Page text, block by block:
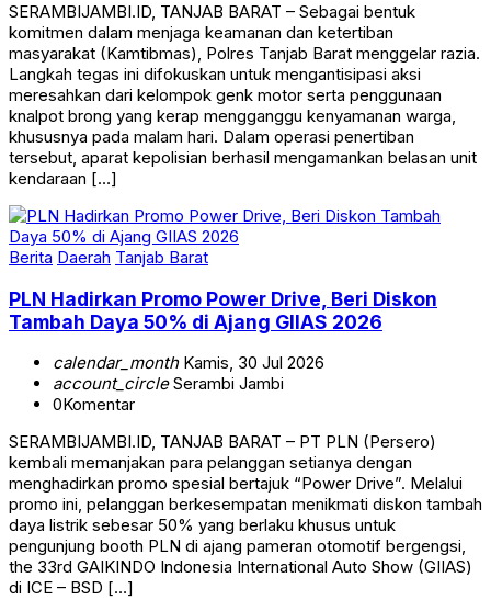
SERAMBIJAMBI.ID, TANJAB BARAT – Sebagai bentuk
komitmen dalam menjaga keamanan dan ketertiban
masyarakat (Kamtibmas), Polres Tanjab Barat menggelar razia.
Langkah tegas ini difokuskan untuk mengantisipasi aksi
meresahkan dari kelompok genk motor serta penggunaan
knalpot brong yang kerap mengganggu kenyamanan warga,
khususnya pada malam hari. Dalam operasi penertiban
tersebut, aparat kepolisian berhasil mengamankan belasan unit
kendaraan […]
Berita Daerah Tanjab Barat
PLN Hadirkan Promo Power Drive, Beri Diskon
Tambah Daya 50% di Ajang GIIAS 2026
calendar_monthKamis, 30 Jul 2026
account_circleSerambi Jambi
0Komentar
SERAMBIJAMBI.ID, TANJAB BARAT – PT PLN (Persero)
kembali memanjakan para pelanggan setianya dengan
menghadirkan promo spesial bertajuk “Power Drive”. Melalui
promo ini, pelanggan berkesempatan menikmati diskon tambah
daya listrik sebesar 50% yang berlaku khusus untuk
pengunjung booth PLN di ajang pameran otomotif bergengsi,
the 33rd GAIKINDO Indonesia International Auto Show (GIIAS)
di ICE – BSD […]